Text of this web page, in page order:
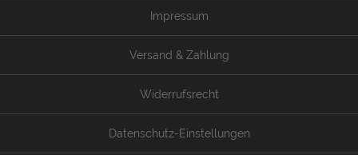
Impressum
Versand & Zahlung
Widerrufsrecht
Datenschutz-Einstellungen